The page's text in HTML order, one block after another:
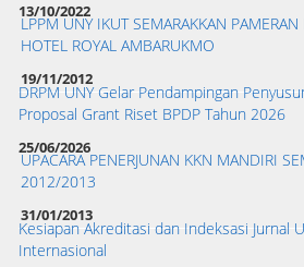
13/10/2022
LPPM UNY IKUT SEMARAKKAN
HOTEL ROYAL AMBARUKMO
19/11/2012
DRPM UNY Gelar Pendampingan
Proposal Grant Riset BPDP Tahun 2026
25/06/2026
UPACARA PENERJUNAN KKN MANDIRI
2012/2013
31/01/2013
Kesiapan Akreditasi dan Indeksasi Jurnal
Internasional